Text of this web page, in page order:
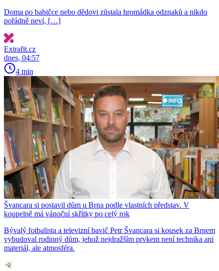
Doma po babičce nebo dědovi zůstala hromádka odznaků a nikdo
pořádně neví, […]
Extrafit.cz
dnes, 04:57
4 min
Švancara si postavil dům u Brna podle vlastních představ. V
koupelně má vánoční skřítky po celý rok
Bývalý fotbalista a televizní bavič Petr Švancara si kousek za Brnem
vybudoval rodinný dům, jehož nejdražším prvkem není technika ani
materiál, ale atmosféra.